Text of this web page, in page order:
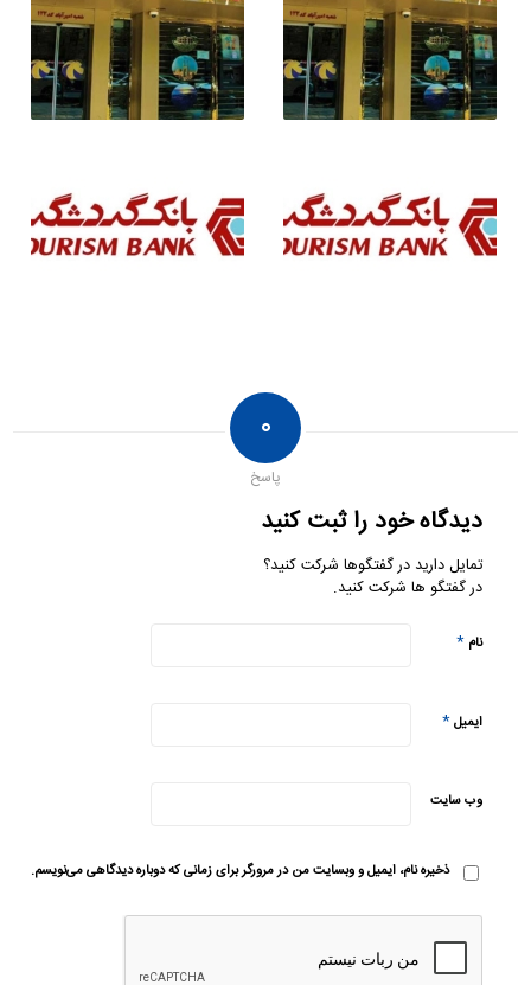
۰
پاسخ
دیدگاه خود را ثبت کنید
تمایل دارید در گفتگوها شرکت کنید؟
در گفتگو ها شرکت کنید.
نام*
ایمیل*
وب‌ سایت
ذخیره نام، ایمیل و وبسایت من در مرورگر برای زمانی که دوباره دیدگاهی می‌نویسم.